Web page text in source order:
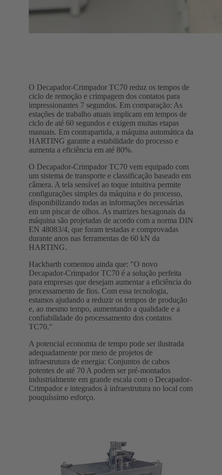
O Decapador-Crimpador TC70 reduz os tempos de
ciclo de remoção e crimpagem dos contatos para
impressionantes 7 segundos. Em comparação: As
estações de trabalho atuais implicam em tempos de
ciclo de até 60 segundos e exigem muitas etapas
manuais. Em contrapartida, a máquina automática da
HARTING garante a estabilidade do processo e
aumenta a eficiência em até 80%.
O Decapador-Crimpador TC70 vem equipado com
um sistema de transporte e classificação baseado em
câmera. A tela sensível ao toque intuitiva permite
configurações simples da máquina e do processo,
disponibilizando todas as informações necessárias
em um piscar de olhos. As matrizes hexagonais da
máquina são projetadas de acordo com a norma DIN
EN 48083/4, que foram testadas e comprovadas
durante anos nas ferramentas de 60 kN da
HARTING.
Hackbarth comentou ainda que: "O novo
Decapador-Crimpador TC70 é a solução perfeita
para empresas que desejam aumentar a eficiência do
processamento de fios. Com essa tecnologia,
estamos ajudando a reduzir os tempos de produção
e, ao mesmo tempo, aumentando a qualidade e a
confiabilidade do processamento dos contatos
TC70."
A potencial economia de tempo pode ser ilustrada
adequadamente por meio de projetos de
infraestrutura de energia: Conjuntos de cabos
potentes de até 70 A podem ser pré-montados
industrialmente em grande escala com o Decapador-
Crimpador e integrados à infraestrutura no local com
pouquíssimo esforço.